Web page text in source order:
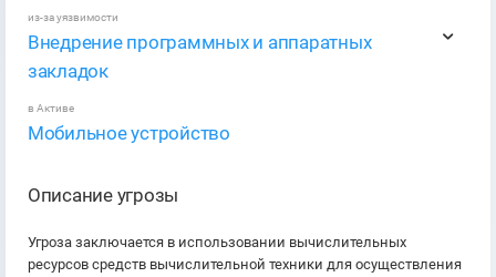
из-за уязвимости
Внедрение программных и аппаратных
закладок
в Активе
Мобильное устройство
Описание угрозы
Угроза заключается в использовании вычислительных
ресурсов средств вычислительной техники для осуществления